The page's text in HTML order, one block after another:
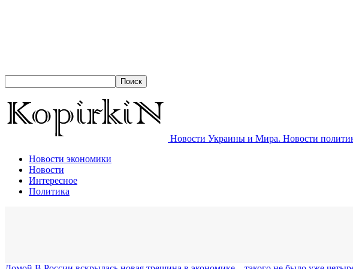
Новости Украины и Мира. Новости
Новости экономики
Новости
Интересное
Политика